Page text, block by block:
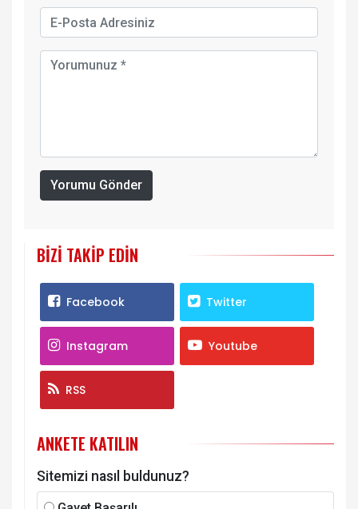
Yorumu Gönder
BIZI TAKIP EDIN
Facebook Twitter
Instagram Youtube
RSS
ANKETE KATILIN
Sitemizi nasıl buldunuz?